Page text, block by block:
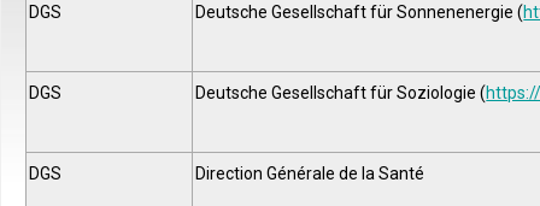
DGS
Deutsche Gesellschaft für Sonnenenergie (
DGS Deutsche Gesellschaft für Soziologie (
DGS Direction Générale de la Santé